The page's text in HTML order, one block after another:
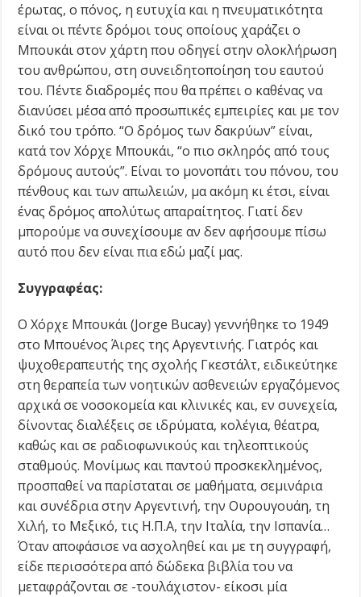
έρωτας, ο πόνος, η ευτυχία και η πνευματικότητα
είναι οι πέντε δρόμοι τους οποίους χαράζει ο
Μπουκάι στον χάρτη που οδηγεί στην ολοκλήρωση
του ανθρώπου, στη συνειδητοποίηση του εαυτού
του. Πέντε διαδρομές που θα πρέπει ο καθένας να
διανύσει μέσα από προσωπικές εμπειρίες και με τον
δικό του τρόπο. “Ο δρόμος των δακρύων” είναι,
κατά τον Χόρχε Μπουκάι, “ο πιο σκληρός από τους
δρόμους αυτούς”. Είναι το μονοπάτι του πόνου, του
πένθους και των απωλειών, μα ακόμη κι έτσι, είναι
ένας δρόμος απολύτως απαραίτητος. Γιατί δεν
μπορούμε να συνεχίσουμε αν δεν αφήσουμε πίσω
αυτό που δεν είναι πια εδώ μαζί μας.
Συγγραφέας:
Ο Χόρχε Μπουκάι (Jorge Bucay) γεννήθηκε το 1949
στο Μπουένος Άιρες της Αργεντινής. Γιατρός και
ψυχοθεραπευτής της σχολής Γκεστάλτ, ειδικεύτηκε
στη θεραπεία των νοητικών ασθενειών εργαζόμενος
αρχικά σε νοσοκομεία και κλινικές και, εν συνεχεία,
δίνοντας διαλέξεις σε ιδρύματα, κολέγια, θέατρα,
καθώς και σε ραδιοφωνικούς και τηλεοπτικούς
σταθμούς. Μονίμως και παντού προσκεκλημένος,
προσπαθεί να παρίσταται σε μαθήματα, σεμινάρια
και συνέδρια στην Αργεντινή, την Ουρουγουάη, τη
Χιλή, το Μεξικό, τις Η.Π.Α, την Ιταλία, την Ισπανία…
Όταν αποφάσισε να ασχοληθεί και με τη συγγραφή,
είδε περισσότερα από δώδεκα βιβλία του να
μεταφράζονται σε -τουλάχιστον- είκοσι μία